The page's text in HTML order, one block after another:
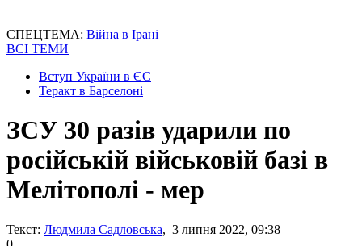
СПЕЦТЕМА: Війна в Ірані
ВСІ ТЕМИ
Вступ України в ЄС
Теракт в Барселоні
ЗСУ 30 разів ударили по
російській військовій базі в
Мелітополі - мер
Текст: Людмила Садловська, 3 липня 2022, 09:38